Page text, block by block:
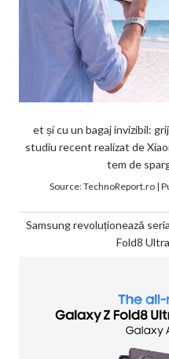
et și cu un bagaj invizibil:
studiu recent realizat de
tem de
Source:TechnoReport.ro|
Samsung revoluționează
Fold8